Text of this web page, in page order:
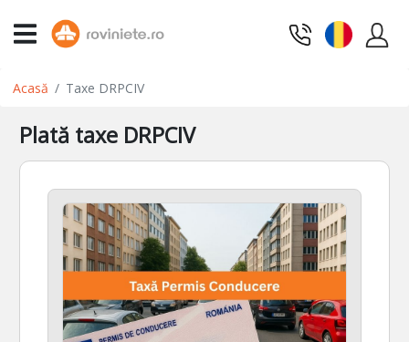
Acasă Taxe DRPCIV
Plată taxe DRPCIV